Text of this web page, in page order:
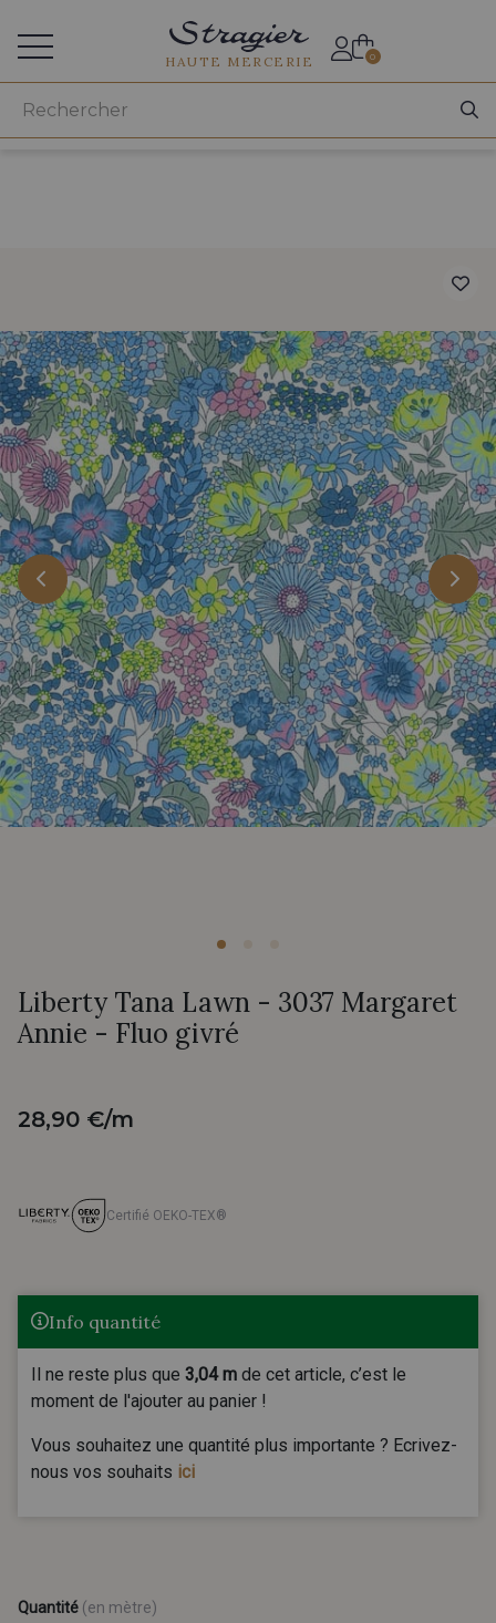
HAUTE MERCERIE 0
Liberty Tana Lawn - 3037 Margaret
Annie - Fluo givré
28,90 €/m
Certifié OEKO-TEX®
Info quantité
Il ne reste plus que 3,04 m de cet article, c’est le
moment de l'ajouter au panier !
Vous souhaitez une quantité plus importante ? Ecrivez-
nous vos souhaits ici
Quantité (en mètre)